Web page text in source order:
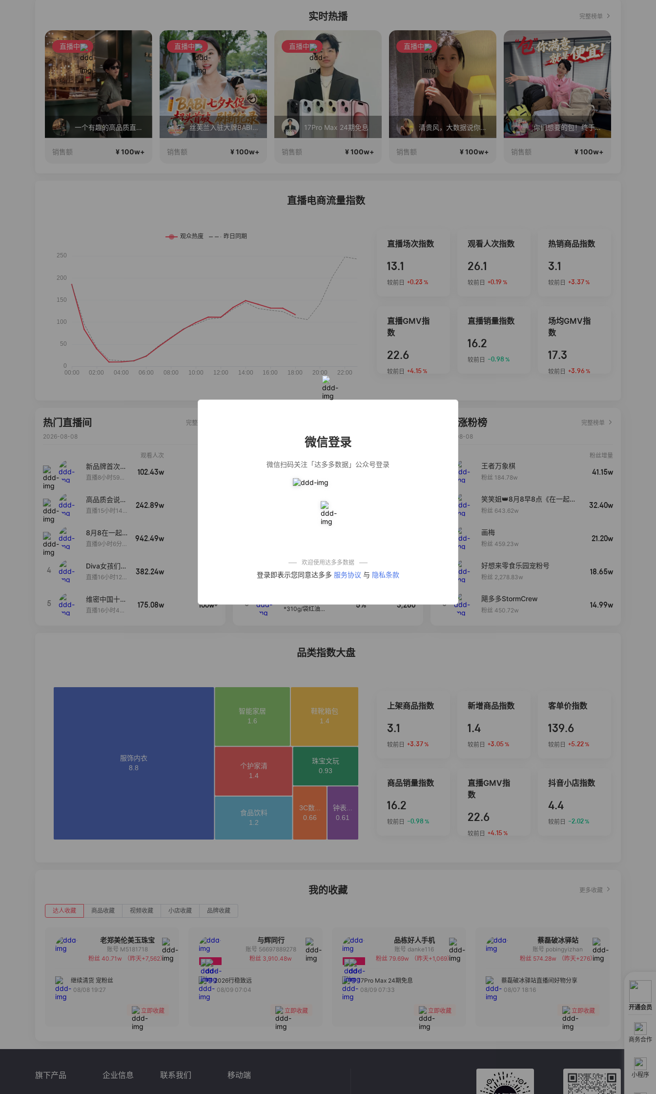
开通会员
商务合作
小程序
微信登录
微信扫码关注「达多多数据」公众号登录
欢迎使用达多多数据
登录即表示您同意达多多 服务协议 与 隐私条款
实时热播 完整榜单
直播中
一个有趣的高品质直播间~
销售额 ¥ 100w+
直播中
丝芙兰入驻大牌BABI！竟然打到这个价？？
销售额 ¥ 100w+
直播中
17Pro Max 24期免息
销售额 ¥ 100w+
直播中
清贵风，大数据说你很有审美
销售额 ¥ 100w+
你们想要的包！终于来了！包你满意！
销售额 ¥ 100w+
直播电商流量指数
直播场次指数
13.1
较前日 +0.23 %
观看人次指数
26.1
较前日 +0.19 %
热销商品指数
3.1
较前日 +3.37%
直播GMV指
数
22.6
较前日 +4.15 %
直播销量指数
16.2
较前日 -0.98 %
场均GMV指
数
17.3
较前日 +3.96 %
热门直播间
完整榜单
2026-08-08
观看人次
新品牌首次大
上新
直播8小时59分
102.43w
高品质会说
话….
直播15小时14
242.89w
8月8在一起
生日献礼盛典
直播9小时6分1
942.49w
4
Diva女孩们集
合啦~意大利
直播16小时12
382.24w
5
维密中国十周
年 与你如此
直播16小时48
175.08w 100w+
公仔牌顽渍净洗
污渍除菌除螨3倍
【净浮生】油污
净厨房油烟机去
重油污去油王污
渍清洁剂油烟净
免煮开袋即食劲
【爆款推荐】力
士依兰香沐浴露
12% 3,530
5
*310g/袋红油麻
5% 3,260
达人涨粉榜
完整榜单
2026-08-08
粉丝增量
王者万象棋
粉丝 184.78w
41.15w
笑笑姐👑8月8早8点《在一起》
生日盛典
粉丝 643.62w
32.40w
画梅
粉丝 459.23w
21.20w
好想来零食乐园宠粉号
粉丝 2,278.83w
18.65w
5
飓多多StormCrew
粉丝 450.72w
14.99w
品类指数大盘
上架商品指数
3.1
较前日 +3.37%
新增商品指数
1.4
较前日 +3.05 %
客单价指数
139.6
较前日 +5.22%
商品销量指数
16.2
较前日 -0.98 %
直播GMV指
数
22.6
较前日 +4.15 %
抖音小店指数
4.4
较前日 -2.02%
我的收藏 更多收藏
达人收藏 商品收藏 视频收藏 小店收藏 品牌收藏
老郑美伦美玉珠宝
备注
账号 M5181718
粉丝 40.71w
（昨天+7,562）
继续清货 宠粉丝
08/08 19:27
立即收藏
与辉同行
备注
账号 56697889278
粉丝 3,910.48w
2026行稳致远
08/09 07:04
立即收藏
品栋好人手机
备注
分组
账号 danke116
粉丝 79.69w
（昨天+1,069）
17Pro Max 24期免息
08/09 07:33
立即收藏
蔡磊破冰驿站
备注
分组
账号 pobingyizhan
粉丝 574.28w
（昨天+276）
蔡磊破冰驿站直播间好物分享
08/07 18:16
立即收藏
旗下产品 企业信息 联系我们 移动端